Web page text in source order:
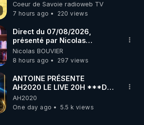
Coeur de Savoie radioweb TV
7 hours ago
220 views
Direct du 07/08/2026,
présenté par Nicolas
BOUVIER
Nicolas BOUVIER
8 hours ago
297 views
ANTOINE PRÉSENTE
AH2020 LE LIVE 20H ***DU
06/08/2026***
AH2020
One day ago
5.5 k views